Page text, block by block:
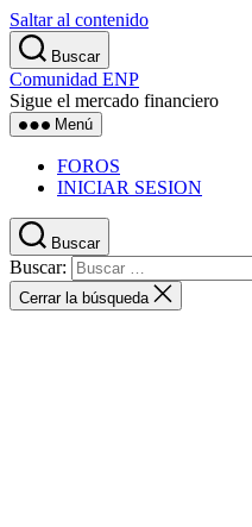
Saltar al contenido
Buscar
Comunidad ENP
Sigue el mercado financiero
Menú
FOROS
INICIAR SESION
Buscar
Buscar:
Cerrar la búsqueda